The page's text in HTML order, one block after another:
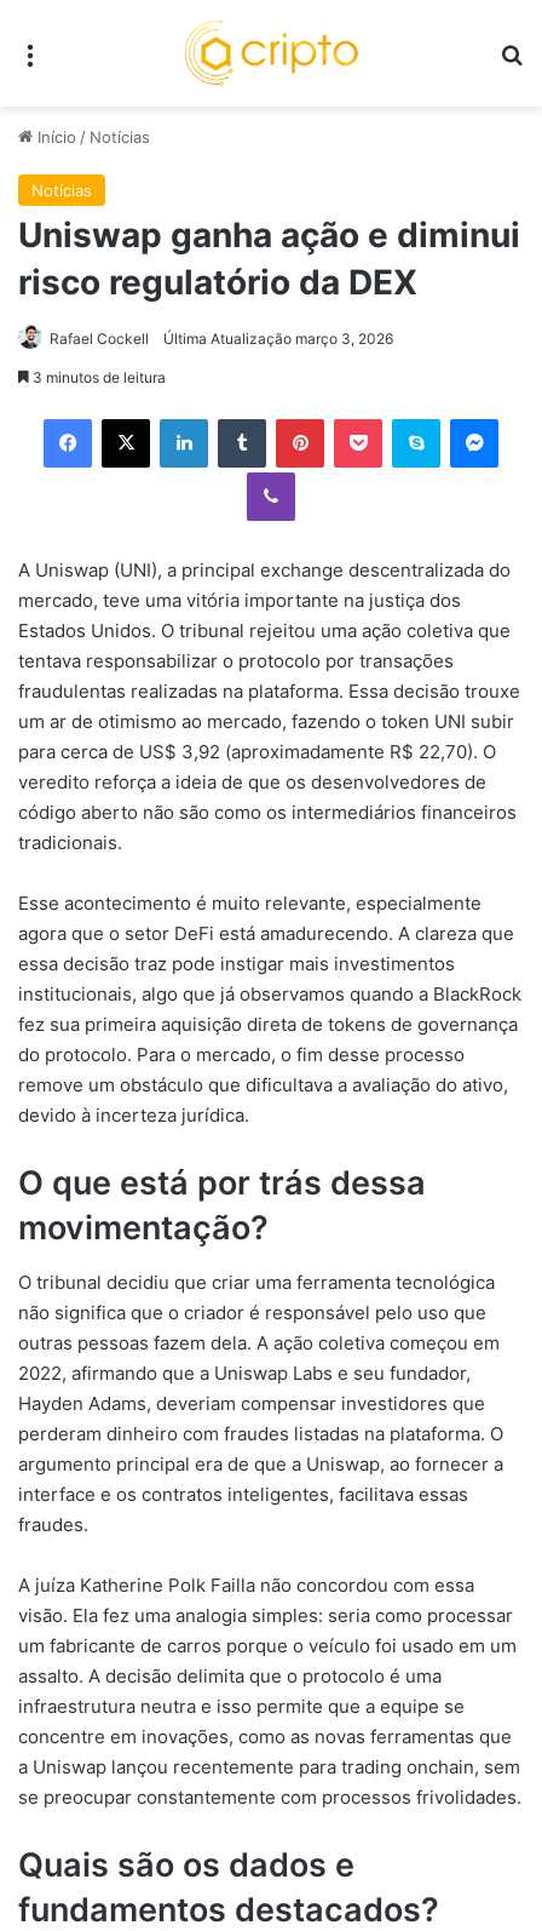
Início / Notícias
Notícias
Uniswap ganha ação e diminui
risco regulatório da DEX
Rafael Cockell Última Atualização março 3, 2026
3 minutos de leitura
Facebook
X LinkedinTumblr PinterestPocket Skype
Viber
A Uniswap (UNI), a principal exchange descentralizada do
mercado, teve uma vitória importante na justiça dos
Estados Unidos. O tribunal rejeitou uma ação coletiva que
tentava responsabilizar o protocolo por transações
fraudulentas realizadas na plataforma. Essa decisão trouxe
um ar de otimismo ao mercado, fazendo o token UNI subir
para cerca de US$ 3,92 (aproximadamente R$ 22,70). O
veredito reforça a ideia de que os desenvolvedores de
código aberto não são como os intermediários financeiros
tradicionais.
Esse acontecimento é muito relevante, especialmente
agora que o setor DeFi está amadurecendo. A clareza que
essa decisão traz pode instigar mais investimentos
institucionais, algo que já observamos quando a BlackRock
fez sua primeira aquisição direta de tokens de governança
do protocolo. Para o mercado, o fim desse processo
remove um obstáculo que dificultava a avaliação do ativo,
devido à incerteza jurídica.
O que está por trás dessa
movimentação?
O tribunal decidiu que criar uma ferramenta tecnológica
não significa que o criador é responsável pelo uso que
outras pessoas fazem dela. A ação coletiva começou em
2022, afirmando que a Uniswap Labs e seu fundador,
Hayden Adams, deveriam compensar investidores que
perderam dinheiro com fraudes listadas na plataforma. O
argumento principal era de que a Uniswap, ao fornecer a
interface e os contratos inteligentes, facilitava essas
fraudes.
A juíza Katherine Polk Failla não concordou com essa
visão. Ela fez uma analogia simples: seria como processar
um fabricante de carros porque o veículo foi usado em um
assalto. A decisão delimita que o protocolo é uma
infraestrutura neutra e isso permite que a equipe se
concentre em inovações, como as novas ferramentas que
a Uniswap lançou recentemente para trading onchain, sem
se preocupar constantemente com processos frivolidades.
Quais são os dados e
fundamentos destacados?